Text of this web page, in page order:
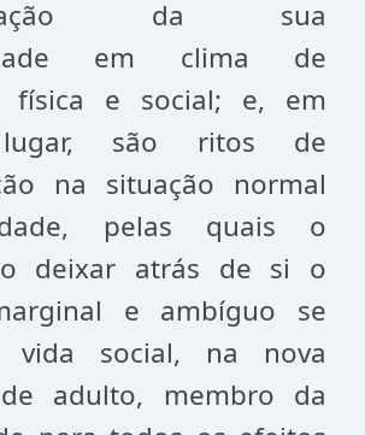
da sua
em clima de
física e social; e, em
são ritos de
na situação normal
pelas quais o
deixar atrás de si o
e ambíguo se
vida social, na nova
adulto, membro da